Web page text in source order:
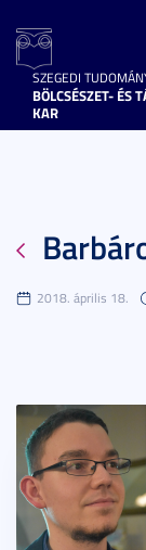
SZEGEDI
BÖLCSÉSZET- ÉS
KAR
2018. április 18.